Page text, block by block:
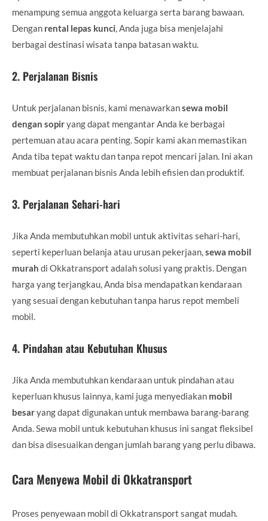
menampung semua anggota keluarga serta barang bawaan.
Dengan rental lepas kunci , Anda juga bisa menjelajahi
berbagai destinasi wisata tanpa batasan waktu.
2. Perjalanan Bisnis
Untuk perjalanan bisnis, kami menawarkansewa mobil
dengan sopiryang dapat mengantar Anda ke berbagai
pertemuan atau acara penting. Sopir kami akan memastikan
Anda tiba tepat waktu dan tanpa repot mencari jalan. Ini akan
membuat perjalanan bisnis Anda lebih efisien dan produktif.
3. Perjalanan Sehari-hari
Jika Anda membutuhkan mobil untuk aktivitas sehari-hari,
seperti keperluan belanja atau urusan pekerjaan, sewa mobil
murah di Okkatransport adalah solusi yang praktis. Dengan
harga yang terjangkau, Anda bisa mendapatkan kendaraan
yang sesuai dengan kebutuhan tanpa harus repot membeli
mobil.
4. Pindahan atau Kebutuhan Khusus
Jika Anda membutuhkan kendaraan untuk pindahan atau
keperluan khusus lainnya, kami juga menyediakan mobil
besaryang dapat digunakan untuk membawa barang-barang
Anda. Sewa mobil untuk kebutuhan khusus ini sangat fleksibel
dan bisa disesuaikan dengan jumlah barang yang perlu dibawa.
Cara Menyewa Mobil di Okkatransport
Proses penyewaan mobil di Okkatransport sangat mudah.